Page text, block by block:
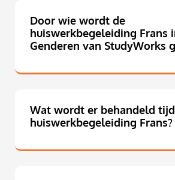
Door wie wordt de
huiswerkbegeleiding Frans
Genderen van StudyWorks
Wat wordt er behandeld
huiswerkbegeleiding Frans?